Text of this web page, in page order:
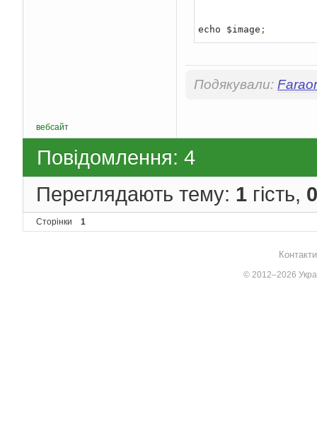
echo $image ;
Подякували:
вебсайт
Повідомлення: 4
Переглядають тему: 1 гість, 0
Сторінки 1
© 2012–2026